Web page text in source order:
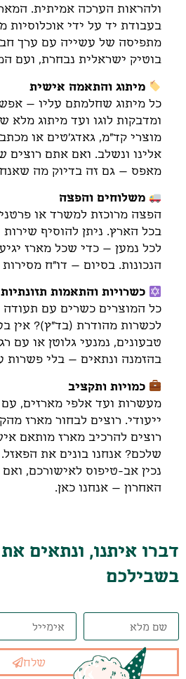
ולהראות הערכה אמיתית.
בעבודת יד על ידי אוכלוסיות
מתפיסה של עשייה עם ערך
בוטיק ישראלית נבחרת, ועם
מיתוג והתאמה אישית
כל מיתוג שחלמתם עליו –
ומדבקות לוגו ועד מיתוג מלא
מוצרי קד"מ, גאדג'טים או
אלינו ונשלב. ואם אתם רוצים
מאפס – גם זה בדיוק מה
משלוחים והפצה
הפצה מרוכזת למשרד או
בכל הארץ. ניתן להוסיף שירות
לכל נמען – כדי שכל מארז
הנכונות. בסיום – דו"ח
כשרויות והתאמות תזונתיות
כל המוצרים כשרים עם תעודה
לכשרות מהודרת (בד"ץ)? אין
טבעונים, נמנעי גלוטן או עם
בהזמנה ונתאים – בלי פשרות
כמויות ותקציב
מעשרות ועד אלפי מארזים, עם
ייעודי. רוצים לבחור מארז
רוצים להרכיב מארז מותאם
שלכם? אנחנו בונים את
נכין אב-טיפוס לאישורכם,
האחרון – אנחנו כאן.
דברו איתנו, ונתאים
בשבילכם
שלח